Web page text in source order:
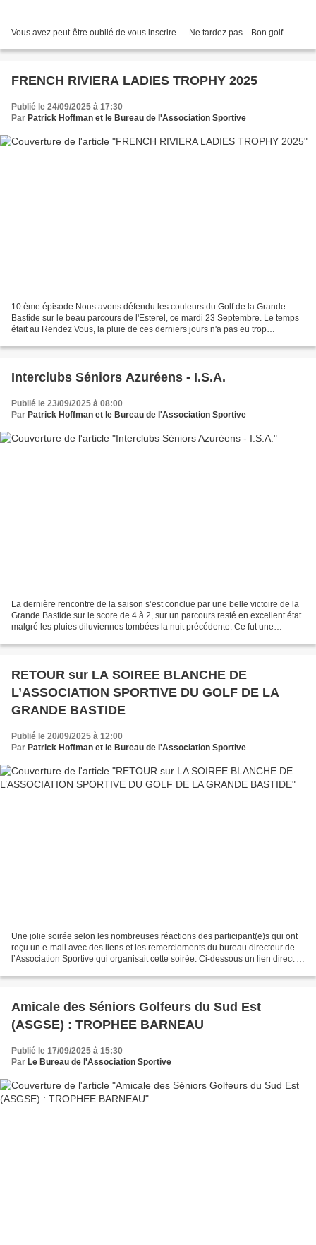
Vous avez peut-être oublié de vous inscrire … Ne tardez pas... Bon golf
FRENCH RIVIERA LADIES TROPHY 2025
Publié le 24/09/2025 à 17:30
Par Patrick Hoffman et le Bureau de l'Association Sportive
10 ème épisode Nous avons défendu les couleurs du Golf de la Grande
Bastide sur le beau parcours de l'Esterel, ce mardi 23 Septembre. Le temps
était au Rendez Vous, la pluie de ces derniers jours n'a pas eu trop
Interclubs Séniors Azuréens - I.S.A.
Publié le 23/09/2025 à 08:00
Par Patrick Hoffman et le Bureau de l'Association Sportive
La dernière rencontre de la saison s’est conclue par une belle victoire de la
Grande Bastide sur le score de 4 à 2, sur un parcours resté en excellent état
malgré les pluies diluviennes tombées la nuit précédente. Ce fut une
RETOUR sur LA SOIREE BLANCHE DE
L’ASSOCIATION SPORTIVE DU GOLF DE LA
GRANDE BASTIDE
Publié le 20/09/2025 à 12:00
Par Patrick Hoffman et le Bureau de l'Association Sportive
Une jolie soirée selon les nombreuses réactions des participant(e)s qui ont
reçu un e-mail avec des liens et les remerciements du bureau directeur de
l’Association Sportive qui organisait cette soirée. Ci-dessous un lien direct si
Amicale des Séniors Golfeurs du Sud Est
(ASGSE) : TROPHEE BARNEAU
Publié le 17/09/2025 à 15:30
Par Le Bureau de l'Association Sportive